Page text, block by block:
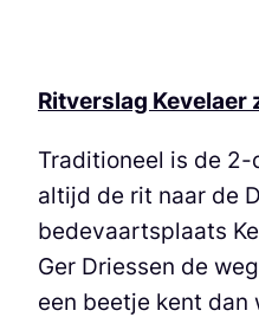
Ritverslag Kevelaer
Traditioneel is de
altijd de rit naar de
bedevaartsplaats
Ger Driessen de
een beetje kent dan